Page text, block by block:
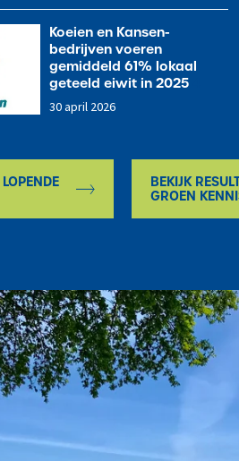
Koeien en Kansen-
bedrijven voeren
gemiddeld 61% lokaal
geteeld eiwit in 2025
30 april 2026
BEKIJK
GROEN